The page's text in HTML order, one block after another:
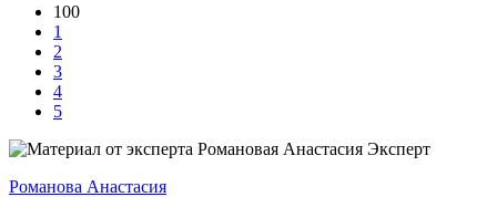
100
1
2
3
4
5
Эксперт
Романова Анастасия